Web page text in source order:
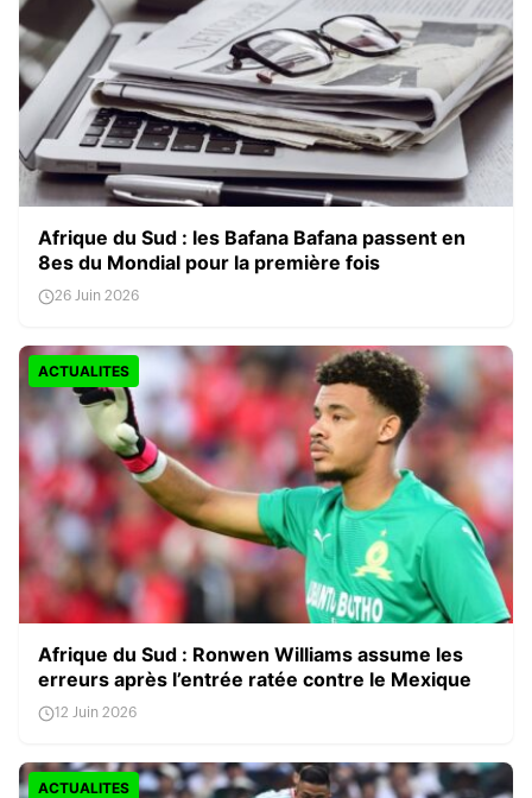
Afrique du Sud : les Bafana Bafana passent en
8es du Mondial pour la première fois
26 Juin 2026
ACTUALITES
Afrique du Sud : Ronwen Williams assume les
erreurs après l’entrée ratée contre le Mexique
12 Juin 2026
ACTUALITES